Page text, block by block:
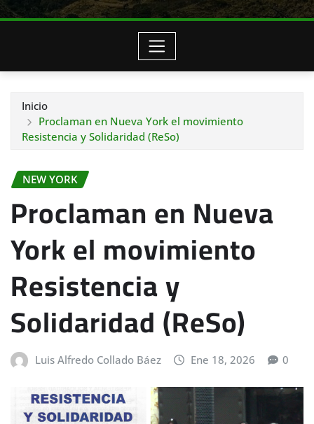
Inicio
Proclaman en Nueva York el movimiento
Resistencia y Solidaridad (ReSo)
NEW YORK
Proclaman en Nueva
York el movimiento
Resistencia y
Solidaridad (ReSo)
Luis Alfredo Collado Báez Ene 18, 2026 0